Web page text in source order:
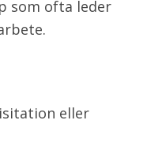
som ofta leder
eller